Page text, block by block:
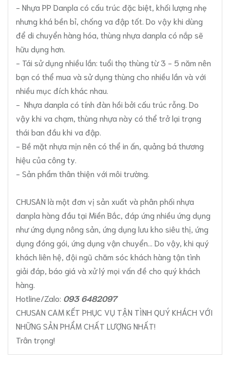
- Nhựa PP Danpla có cấu trúc đặc biệt, khối lượng nhẹ
nhưng khá bền bỉ, chống va đập tốt. Do vậy khi dùng
để di chuyển hàng hóa, thùng nhựa danpla có nắp sẽ
hữu dụng hơn.
- Tái sử dụng nhiều lần: tuổi thọ thùng từ 3 - 5 năm nên
bạn có thể mua và sử dụng thùng cho nhiều lần và với
nhiều mục đích khác nhau.
- Nhựa danpla có tính đàn hồi bởi cấu trúc rỗng. Do
vậy khi va chạm, thùng nhựa này có thể trở lại trạng
thái ban đầu khi va đập.
- Bề mặt nhựa mịn nên có thể in ấn, quảng bá thương
hiệu của công ty.
- Sản phẩm thân thiện với môi trường.
CHUSAN là một đơn vị sản xuất và phân phối nhựa
danpla hàng đầu tại Miền Bắc, đáp ứng nhiều ứng dụng
nhưứng dụng nông sản ứng dụng lưu kho siêu thị ứng
dụng đóng gói , ứng dụng vận chuyển ... Do vậy, khi quý
khách liên hệ, đội ngũ chăm sóc khách hàng tận tình
giải đáp, báo giá và xử lý mọi vấn đề cho quý khách
hàng.
Hotline/Zalo: 093 6482097
CHUSAN CAM KẾT PHỤC VỤ TẬN TÌNH QUÝ KHÁCH VỚI
NHỮNG SẢN PHẨM CHẤT LƯỢNG NHẤT!
Trân trọng!